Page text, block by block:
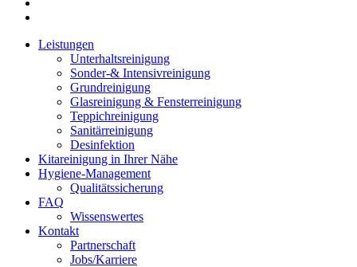
Leistungen
Unterhaltsreinigung
Sonder-& Intensivreinigung
Grundreinigung
Glasreinigung & Fensterreinigung
Teppichreinigung
Sanitärreinigung
Desinfektion
Kitareinigung in Ihrer Nähe
Hygiene-Management
Qualitätssicherung
FAQ
Wissenswertes
Kontakt
Partnerschaft
Jobs/Karriere